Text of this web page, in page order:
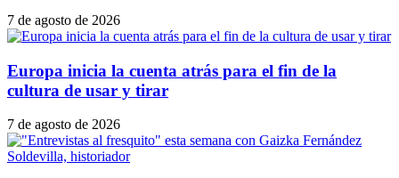
7 de agosto de 2026
Europa inicia la cuenta atrás para el fin de la
cultura de usar y tirar
7 de agosto de 2026